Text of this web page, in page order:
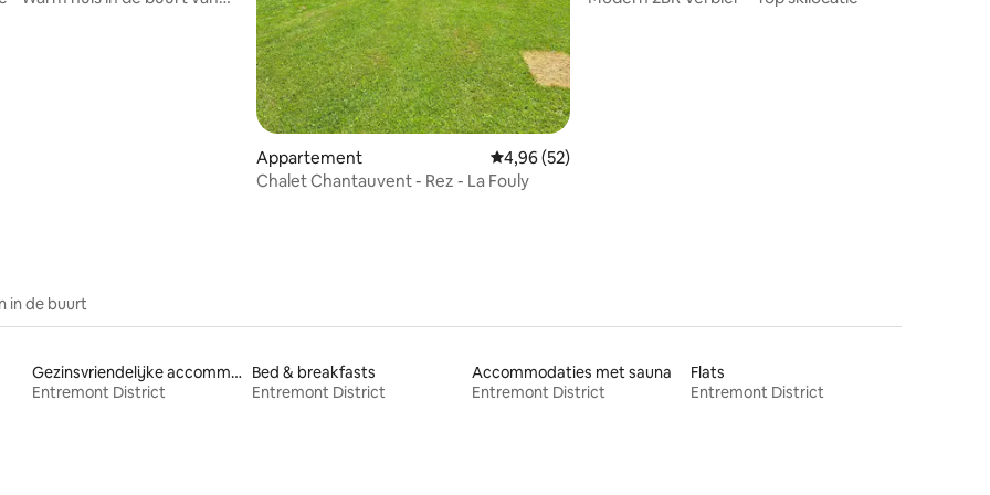
Appartement Gemiddelde beoordeling van 4,96 uit 5, 52 recensies
4,96 (52)
Chalet Chantauvent - Rez - La Fouly
in de buurt
Gezinsvriendelijke accommodaties
Entremont District
Bed & breakfasts
Entremont District
Accommodaties met sauna
Entremont District
Flats
Entremont District